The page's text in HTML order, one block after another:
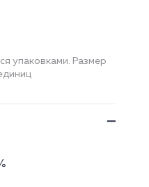
упаковками. Размер